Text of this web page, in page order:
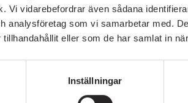
Vi vidarebefordrar även sådana
analysföretag som vi samarbetar med.
eller som de har samlat in
Inställningar